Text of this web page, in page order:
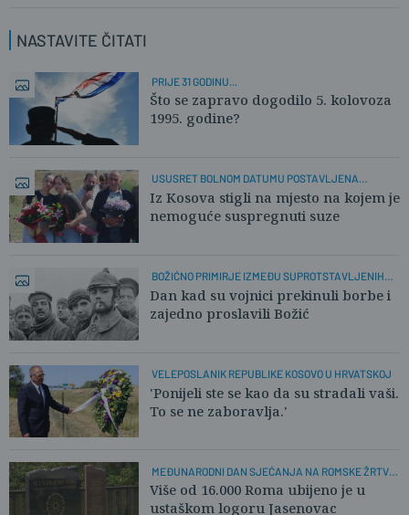
NASTAVITE ČITATI
PRIJE 31 GODINU...
Što se zapravo dogodilo 5. kolovoza
1995. godine?
USUSRET BOLNOM DATUMU POSTAVLJENA
SPOMEN-PLOČA
Iz Kosova stigli na mjesto na kojem je
nemoguće suspregnuti suze
BOŽIĆNO PRIMIRJE IZMEĐU SUPROTSTAVLJENIH
STRANA
Dan kad su vojnici prekinuli borbe i
zajedno proslavili Božić
VELEPOSLANIK REPUBLIKE KOSOVO U HRVATSKOJ
'Ponijeli ste se kao da su stradali vaši.
To se ne zaboravlja.'
MEĐUNARODNI DAN SJEĆANJA NA ROMSKE ŽRTVE
GENOCIDA
Više od 16.000 Roma ubijeno je u
ustaškom logoru Jasenovac